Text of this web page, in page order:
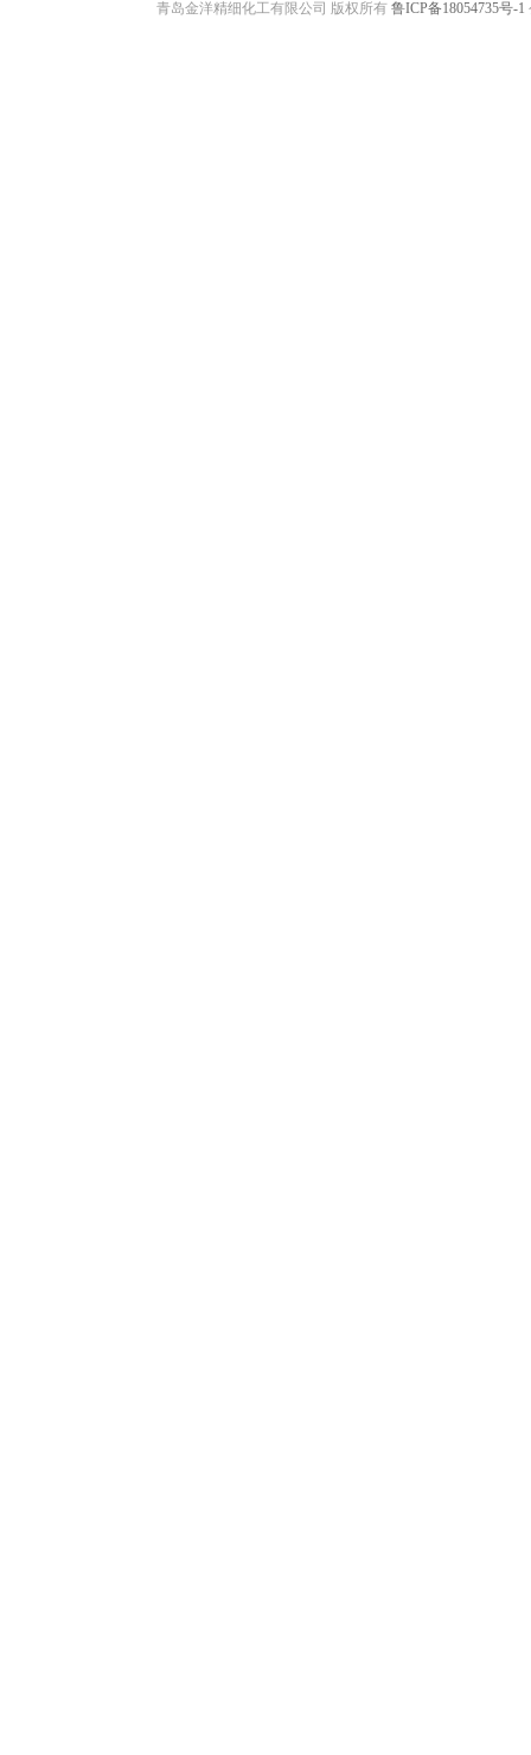
青岛金洋精细化工有限公司 版权所有 鲁ICP备18054735号-1